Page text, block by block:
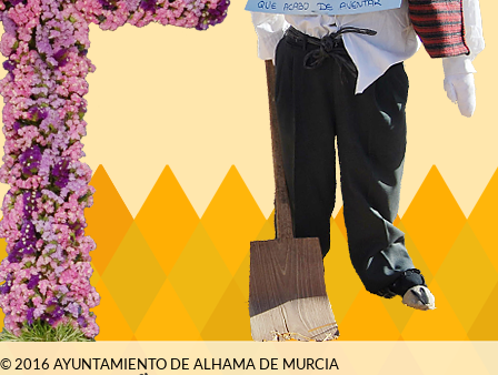
© 2016 AYUNTAMIENTO DE ALHAMA DE MURCIA